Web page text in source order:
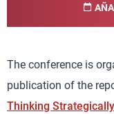
The conference is
publication of the
Thinking